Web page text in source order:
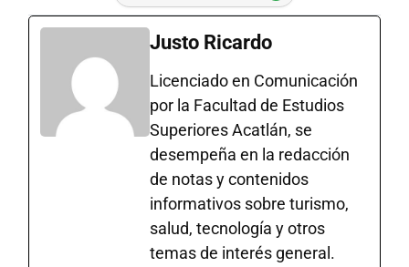
Justo Ricardo
Licenciado en Comunicación
por la Facultad de Estudios
Superiores Acatlán, se
desempeña en la redacción
de notas y contenidos
informativos sobre turismo,
salud, tecnología y otros
temas de interés general.